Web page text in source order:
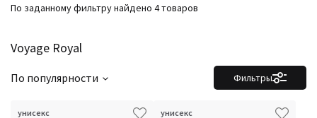
Voyage Royal
По заданному фильтру найдено 4 товаров
Фильтры
По популярности
унисекс
унисекс